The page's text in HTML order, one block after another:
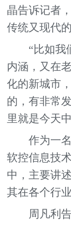
晶告诉记者
传统又现代
“比如我们
内涵，又在
化的新城市
的，有非常
里就是今天
作为一名
软控信息技
中，主要讲
其在各个行
周凡利告